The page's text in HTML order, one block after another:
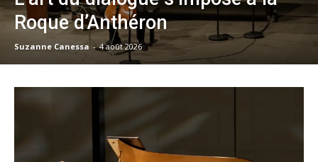
Roque d’Anthéron
Suzanne Canessa - 4 août 2026